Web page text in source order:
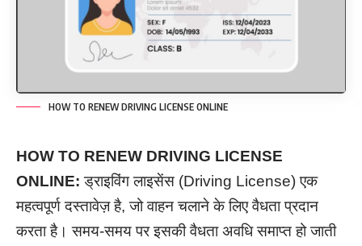
HOW TO RENEW DRIVING LICENSE ONLINE
HOW TO RENEW DRIVING LICENSE
ONLINE:ड्राइविंग लाइसेंस (Driving License) एक
महत्वपूर्ण दस्तावेज़ है, जो वाहन चलाने के लिए वैधता प्रदान
करता है। समय-समय पर इसकी वैधता अवधि समाप्त हो जाती